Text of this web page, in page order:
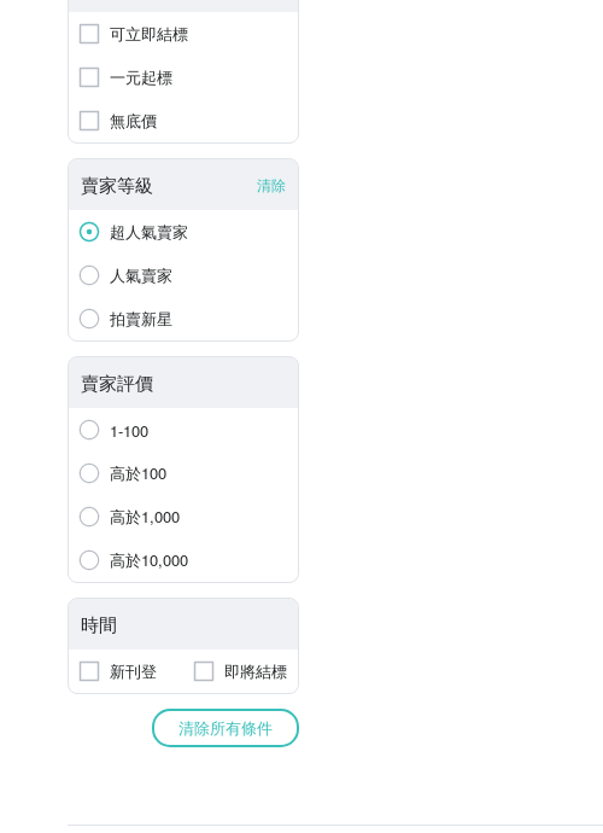
可立即結標
一元起標
無底價
賣家等級 清除
超人氣賣家
人氣賣家
拍賣新星
賣家評價
1-100
高於100
高於1,000
高於10,000
時間
新刊登 即將結標
清除所有條件